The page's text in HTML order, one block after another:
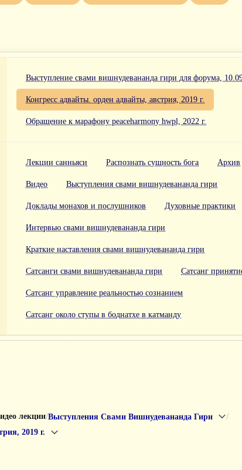
Выступление свами вишнудевананда гири для форума,
Конгресс адвайты. орден адвайты, австрия, 2019 г.
Обращение к марафону peaceharmony hwpl, 2022 г.
Лекции санньяси Распознать сущность бога Архив
Видео Выступления свами вишнудевананда гири
Доклады монахов и послушников Духовные практики
Интервью свами вишнудевананда гири
Краткие наставления свами вишнудевананда гири
Сатсанги свами вишнудевананда гири Сатсанг
Сатсанг управление реальностью сознанием
Сатсанг около ступы в боднатхе в катманду
лекции/Выступления Свами Вишнудевананда Гири /
2019 г.